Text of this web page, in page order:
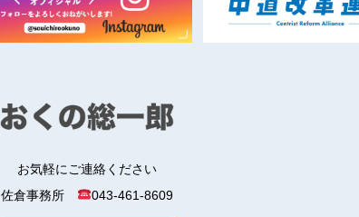
お気軽にご連絡ください
佐倉事務所
043-461-8609